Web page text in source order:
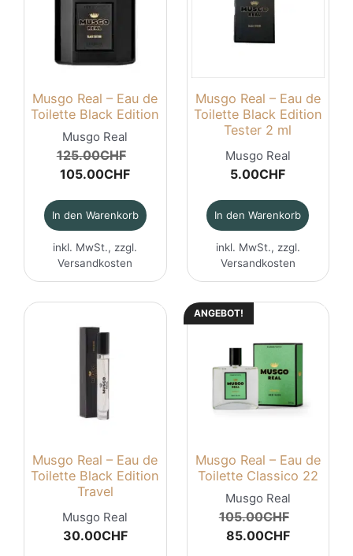
Musgo Real – Eau de
Toilette Black Edition
Musgo Real
125.00CHF
Ursprünglicher
125.00CHF
105.00CHFAktueller
ist:
105.00CHF.
In den Warenkorb
inkl. MwSt., zzgl.
Versandkosten
Musgo Real – Eau de
Toilette Black Edition
Tester 2 ml
Musgo Real
5.00CHF
In den Warenkorb
inkl. MwSt., zzgl.
Versandkosten
Musgo Real – Eau de
Toilette Black Edition
Travel
Musgo Real
30.00CHF
ANGEBOT!
Musgo Real – Eau de
Toilette Classico 22
Musgo Real
105.00CHF
85.00CHFAktueller